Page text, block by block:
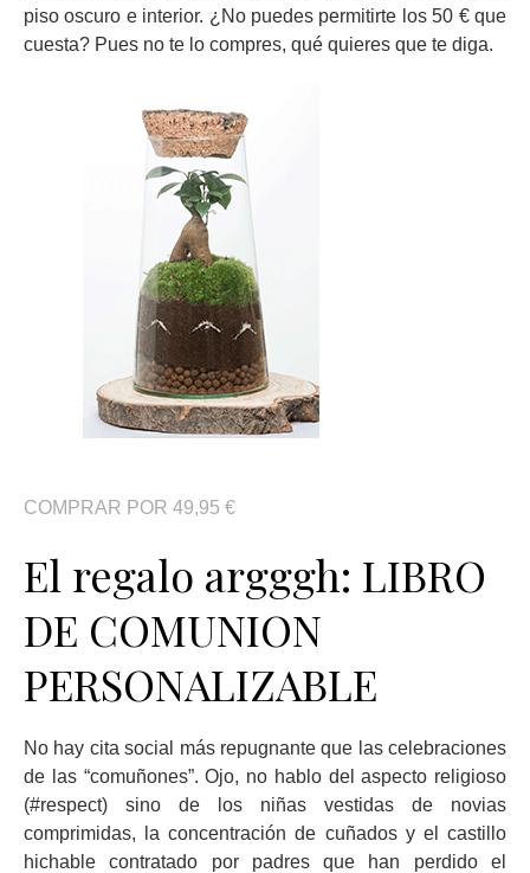
piso oscuro e interior. ¿No puedes permitirte los 50 € que
cuesta? Pues no te lo compres, qué quieres que te diga.
COMPRAR POR 49,95 €
El regalo argggh: LIBRO
DE COMUNION
PERSONALIZABLE
No hay cita social más repugnante que las celebraciones
de las “comuñones”. Ojo, no hablo del aspecto religioso
(#respect) sino de los niñas vestidas de novias
comprimidas, la concentración de cuñados y el castillo
hichable contratado por padres que han perdido el